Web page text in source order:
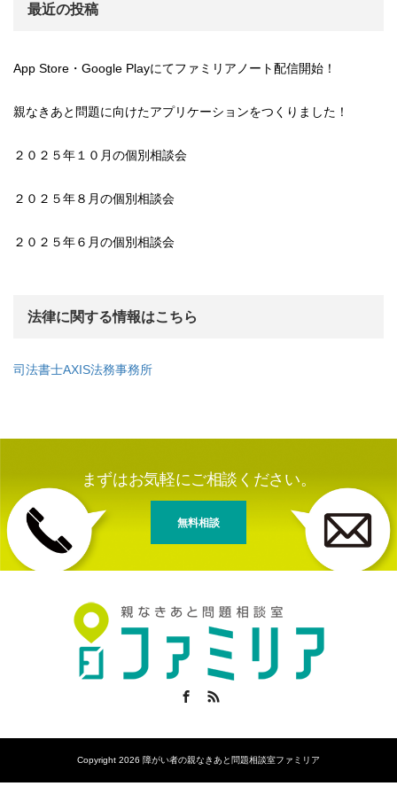
最近の投稿
App Store・Google Playにてファミリアノート配信開始！
親なきあと問題に向けたアプリケーションをつくりました！
２０２５年１０月の個別相談会
２０２５年８月の個別相談会
２０２５年６月の個別相談会
法律に関する情報はこちら
司法書士AXIS法務事務所
まずはお気軽にご相談ください。
無料相談
Facebook
Copyright 2026 障がい者の親なきあと問題相談室ファミリア